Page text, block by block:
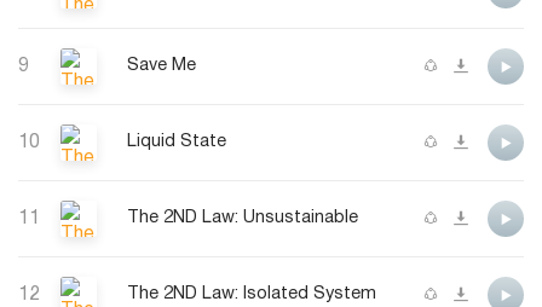
9 Save Me
10 Liquid State
11 The 2ND Law: Unsustainable
12 The 2ND Law: Isolated System